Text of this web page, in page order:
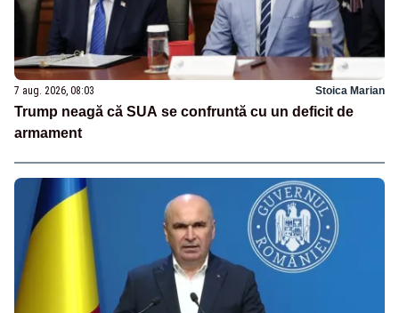
7 aug. 2026, 08:03 Stoica Marian
Trump neagă că SUA se confruntă cu un deficit de
armament